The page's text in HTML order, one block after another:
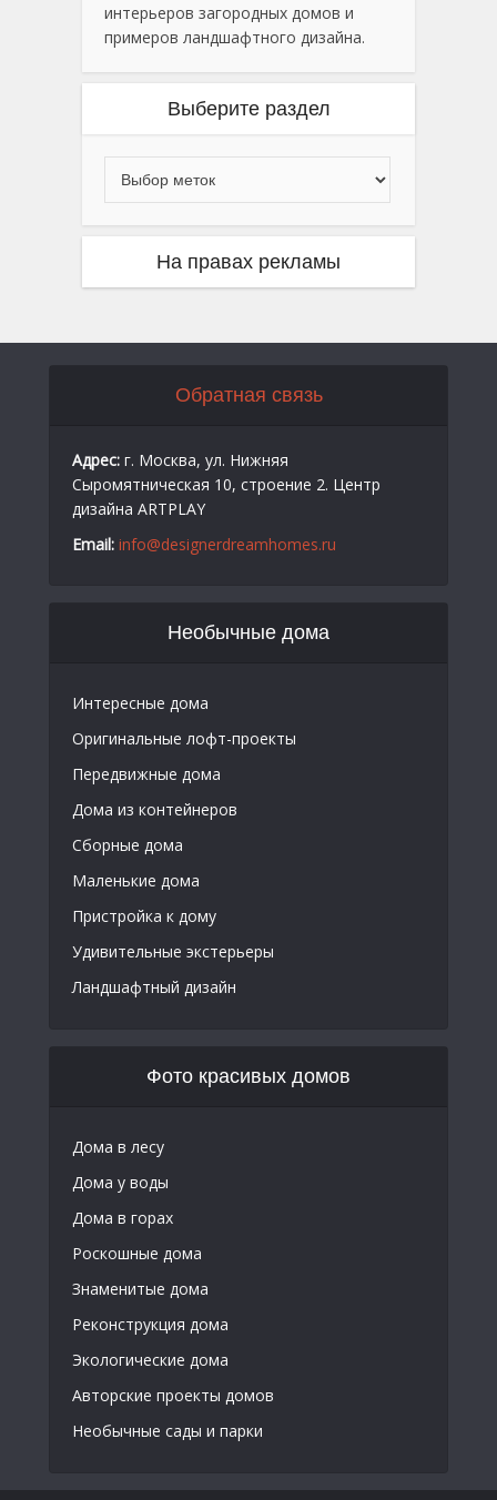
интерьеров загородных домов и
примеров ландшафтного дизайна.
Выберите раздел
На правах рекламы
Обратная связь
Адрес: г. Москва, ул. Нижняя
Сыромятническая 10, строение 2. Центр
дизайна ARTPLAY
Email: info@designerdreamhomes.ru
Необычные дома
Интересные дома
Оригинальные лофт-проекты
Передвижные дома
Дома из контейнеров
Сборные дома
Маленькие дома
Пристройка к дому
Удивительные экстерьеры
Ландшафтный дизайн
Фото красивых домов
Дома в лесу
Дома у воды
Дома в горах
Роскошные дома
Знаменитые дома
Реконструкция дома
Экологические дома
Авторские проекты домов
Необычные сады и парки